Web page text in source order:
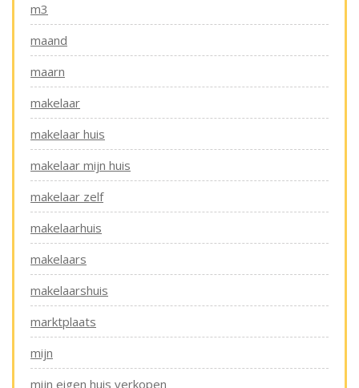
m3
maand
maarn
makelaar
makelaar huis
makelaar mijn huis
makelaar zelf
makelaarhuis
makelaars
makelaarshuis
marktplaats
mijn
mijn eigen huis verkopen